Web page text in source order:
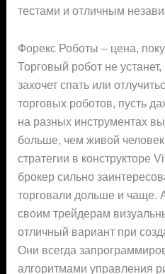
тестами и отличным
Форекс Роботы – цена,
Торговый робот не
захочет спать или
торговых роботов, пусть
на разных инструментах
больше, чем живой
стратегии в конструкторе
брокер сильно
торговали дольше и чаще.
своим трейдерам
отличный вариант при
Они всегда
алгоритмами управления